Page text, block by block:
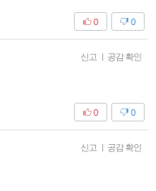
0
0
신고 | 공감 확인
0
0
신고 | 공감 확인